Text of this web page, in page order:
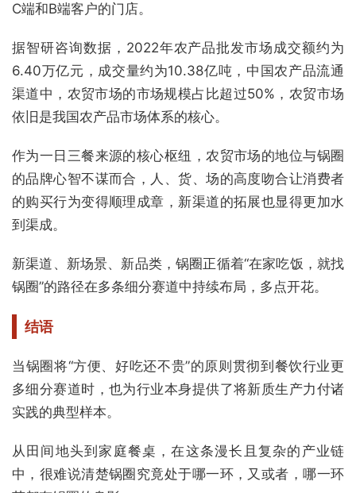
C端和B端客户的门店。
据智研咨询数据，2022年农产品批发市场成交额约为
6.40万亿元，成交量约为10.38亿吨，中国农产品流通
渠道中，农贸市场的市场规模占比超过50%，农贸市场
依旧是我国农产品市场体系的核心。
作为一日三餐来源的核心枢纽，农贸市场的地位与锅圈
的品牌心智不谋而合，人、货、场的高度吻合让消费者
的购买行为变得顺理成章，新渠道的拓展也显得更加水
到渠成。
新渠道、新场景、新品类，锅圈正循着“在家吃饭，就找
锅圈”的路径在多条细分赛道中持续布局，多点开花。
结语
当锅圈将“方便、好吃还不贵”的原则贯彻到餐饮行业更
多细分赛道时，也为行业本身提供了将新质生产力付诸
实践的典型样本。
从田间地头到家庭餐桌，在这条漫长且复杂的产业链
中，很难说清楚锅圈究竟处于哪一环，又或者，哪一环